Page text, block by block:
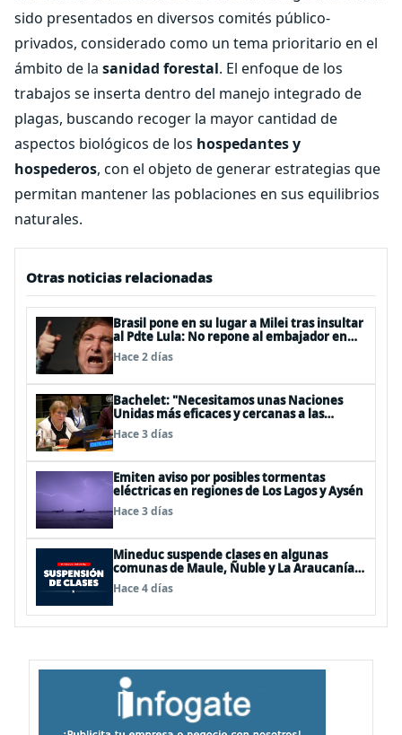
sido presentados en diversos comités público-
privados, considerado como un tema prioritario en el
ámbito de la sanidad forestal. El enfoque de los
trabajos se inserta dentro del manejo integrado de
plagas, buscando recoger la mayor cantidad de
aspectos biológicos de los hospedantes y
hospederos, con el objeto de generar estrategias que
permitan mantener las poblaciones en sus equilibrios
naturales.
Otras noticias relacionadas
Brasil pone en su lugar a Milei tras insultar
al Pdte Lula: No repone al embajador en
BBSS y rebaja la relación bilateral
Hace 2 días
Bachelet: "Necesitamos unas Naciones
Unidas más eficaces y cercanas a las
personas"
Hace 3 días
Emiten aviso por posibles tormentas
eléctricas en regiones de Los Lagos y Aysén
Hace 3 días
Mineduc suspende clases en algunas
comunas de Maule, Ñuble y La Araucanía
para este lunes
Hace 4 días